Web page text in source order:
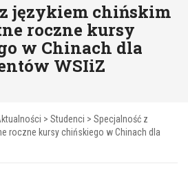
językiem chińskim
roczne kursy
w Chinach dla
WSIiZ
> Studenci > Specjalność z
roczne kursy chińskiego w Chinach dla